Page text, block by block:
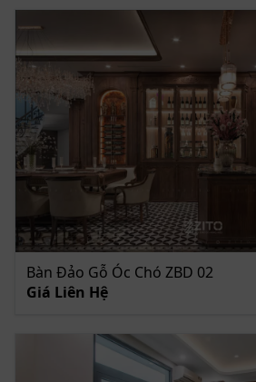
Bàn Đảo Gỗ Óc Chó ZBD 02
Giá Liên Hệ